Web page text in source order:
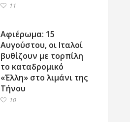
11
Αφιέρωμα: 15
Αυγούστου, οι Ιταλοί
βυθίζουν με τορπίλη
το καταδρομικό
«Έλλη» στο λιμάνι της
Τήνου
10